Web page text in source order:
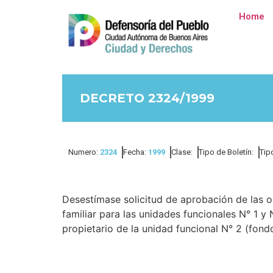
Home
DECRETO 2324/1999
Numero: 2324 Fecha: 1999 Clase: Tipo de Boletín:
Desestímase solicitud de aprobación de las
familiar para las unidades funcionales N° 1
propietario de la unidad funcional N° 2